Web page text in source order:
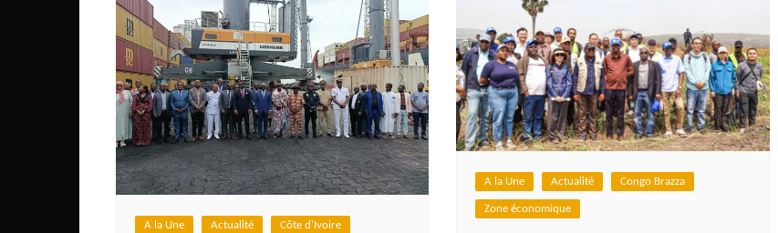
A la Une Actualité Côte d'Ivoire
A la Une Actualité Congo Brazza
Zone économique